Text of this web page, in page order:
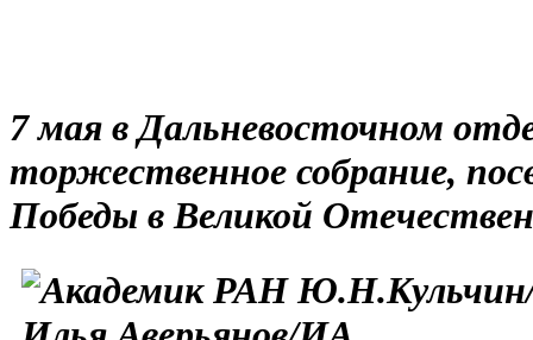
7 мая в Дальневосточном
торжественное собрание,
Победы в Великой